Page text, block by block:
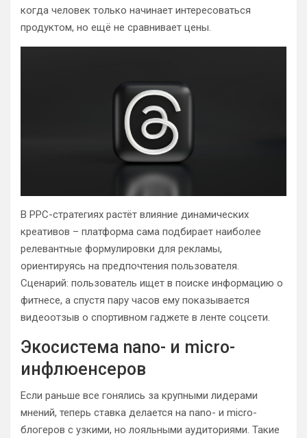
когда человек только начинает интересоваться
продуктом, но ещё не сравнивает цены.
В PPC-стратегиях растёт влияние динамических
креативов – платформа сама подбирает наиболее
релевантные формулировки для рекламы,
ориентируясь на предпочтения пользователя.
Сценарий: пользователь ищет в поиске информацию о
фитнесе, а спустя пару часов ему показывается
видеоотзыв о спортивном гаджете в ленте соцсети.
Экосистема nano- и micro-
инфлюенсеров
Если раньше все гонялись за крупными лидерами
мнений, теперь ставка делается на nano- и micro-
блогеров с узкими, но лояльными аудиториями. Такие